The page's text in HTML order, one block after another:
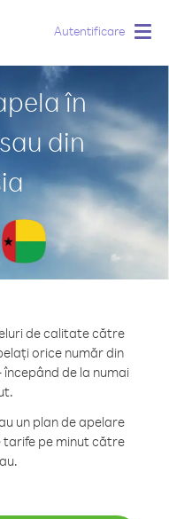
Autentificare
în
din
de calitate către
orice număr din
începând de la numai
un plan de apelare
tarife pe minut către